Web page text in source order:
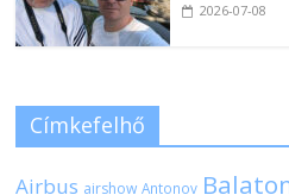
2026-07-08
Címkefelhő
Airbus airshow Antonov